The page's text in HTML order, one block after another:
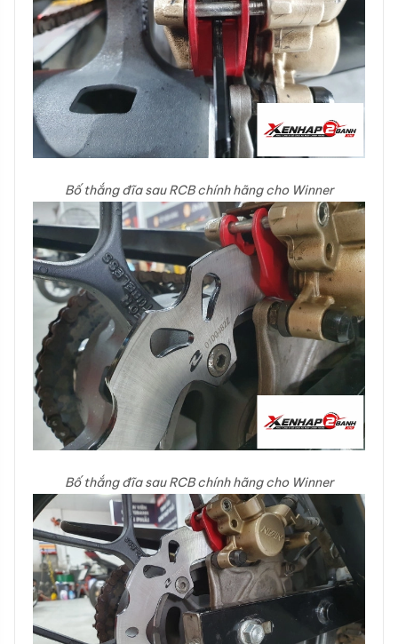
Bố thắng đĩa sau RCB chính hãng cho Winner
Bố thắng đĩa sau RCB chính hãng cho Winner